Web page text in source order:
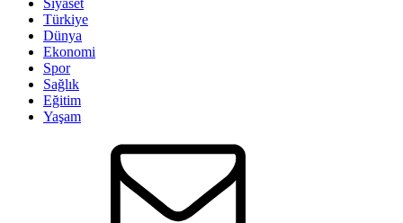
Siyaset
Türkiye
Dünya
Ekonomi
Spor
Sağlık
Eğitim
Yaşam